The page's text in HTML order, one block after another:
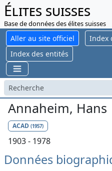
Élites suisses
Base de données des élites suisses
Aller au site officiel
Index
Index des entités
Annaheim, Hans
ACAD (1957)
1903 - 1978
Données